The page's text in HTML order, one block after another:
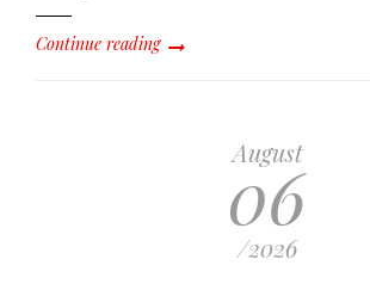
Continue reading
August
06
/2026